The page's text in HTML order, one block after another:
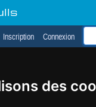
des
Inscription Connexion